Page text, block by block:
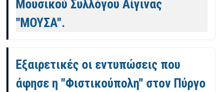
Μουσικού Συλλόγου Αίγινας
"ΜΟΥΣΑ".
Εξαιρετικές οι εντυπώσεις που
άφησε η "Φιστικούπολη" στον Πύργο